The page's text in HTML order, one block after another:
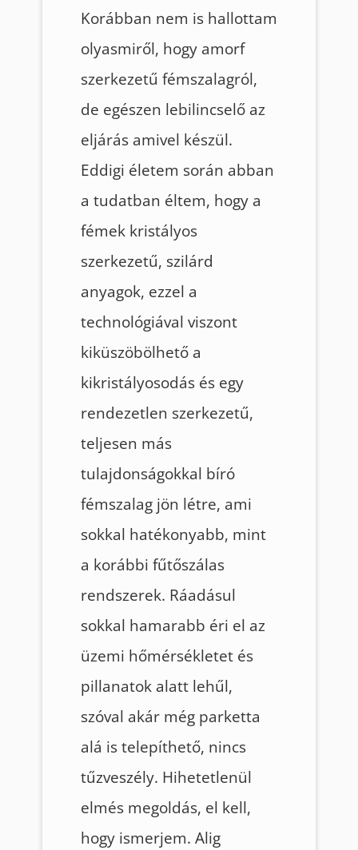
Korábban nem is hallottam
olyasmiről, hogy amorf
szerkezetű fémszalagról,
de egészen lebilincselő az
eljárás amivel készül.
Eddigi életem során abban
a tudatban éltem, hogy a
fémek kristályos
szerkezetű, szilárd
anyagok, ezzel a
technológiával viszont
kiküszöbölhető a
kikristályosodás és egy
rendezetlen szerkezetű,
teljesen más
tulajdonságokkal bíró
fémszalag jön létre, ami
sokkal hatékonyabb, mint
a korábbi fűtőszálas
rendszerek. Ráadásul
sokkal hamarabb éri el az
üzemi hőmérsékletet és
pillanatok alatt lehűl,
szóval akár még parketta
alá is telepíthető, nincs
tűzveszély. Hihetetlenül
elmés megoldás, el kell,
hogy ismerjem. Alig